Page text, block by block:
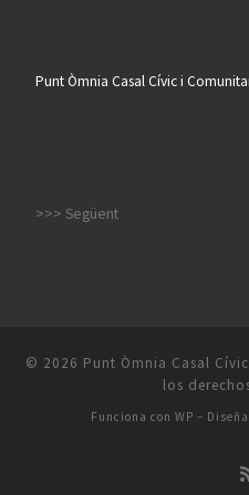
Punt Òmnia Casal Cívic i
>>> Següent
© 2026 Punt Òmnia Casal
los
Funciona con WP –